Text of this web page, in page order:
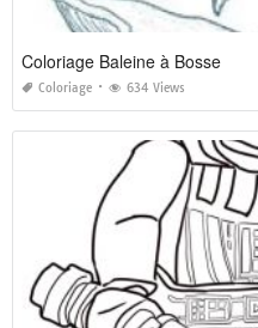
Coloriage Baleine à Bosse
Coloriage 634 Views